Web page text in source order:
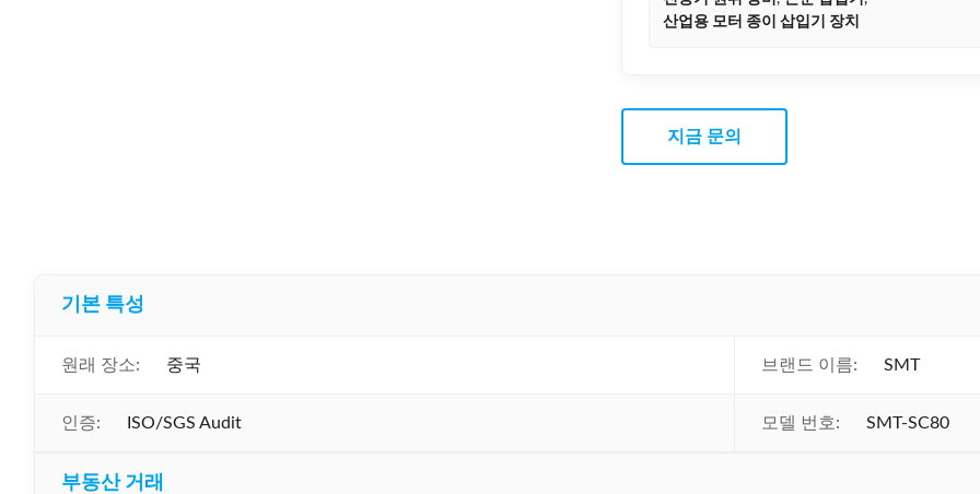
산업용 모터 종이 삽입기 장치
지금 문의
기본 특성
원래 장소: 중국 브랜드 이름: SMT
인증: ISO/SGS Audit 모델 번호: SMT-SC80
부동산 거래